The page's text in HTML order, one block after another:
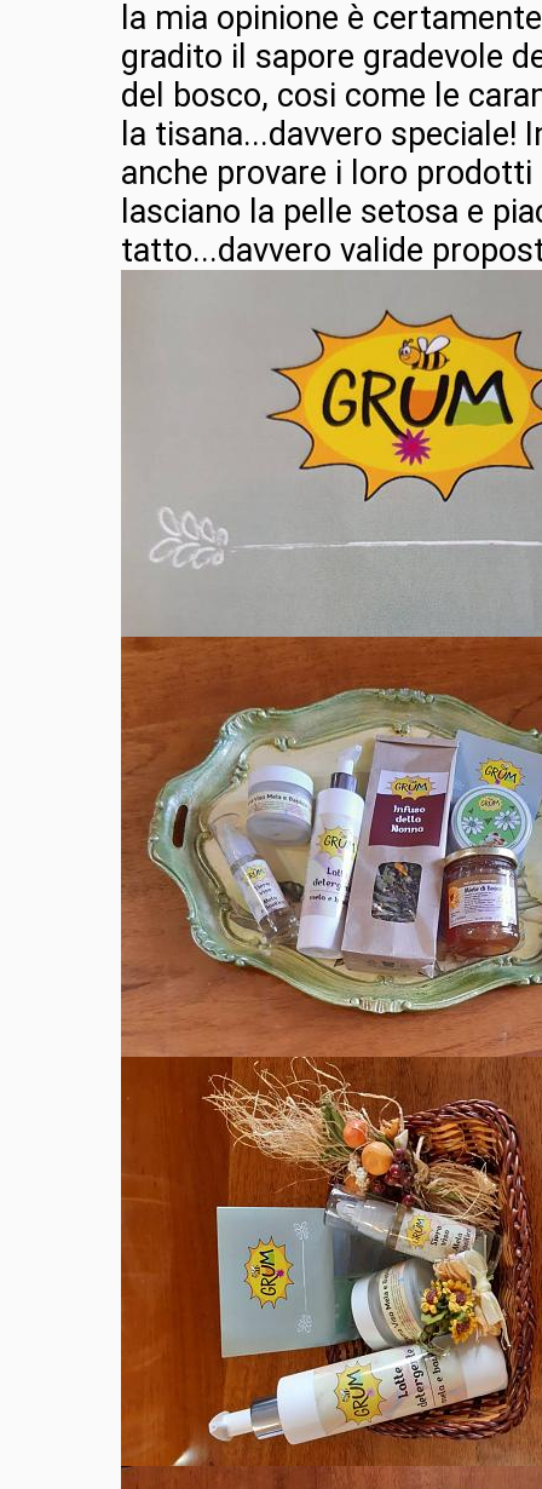
la mia opinione è
gradito il sapore gradevole
del bosco, cosi come le
la tisana...davvero speciale!
anche provare i loro
lasciano la pelle setosa e
tatto...davvero valide